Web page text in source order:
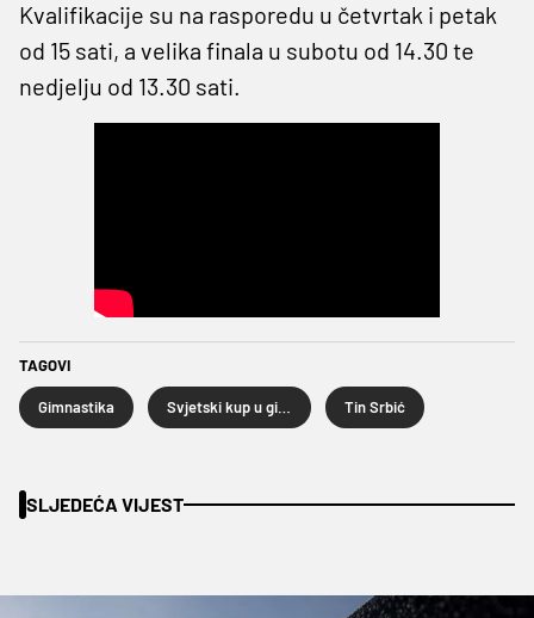
Kvalifikacije su na rasporedu u četvrtak i petak
od 15 sati, a velika finala u subotu od 14.30 te
nedjelju od 13.30 sati.
TAGOVI
Gimnastika Tin Srbić
SLJEDEĆA VIJEST